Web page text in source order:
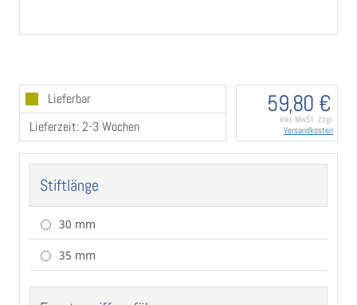
zusätzlich sind längere Schrauben im Lieferumfang
Stiftlänge bei Fenstergriffen in unserem Türgriff 1x1
Preis pro Stück
Lieferbar
Lieferzeit: 2-3 Wochen
59,80 €
inkl. MwSt. zzgl.
Versandkosten
Stiftlänge
30 mm
35 mm